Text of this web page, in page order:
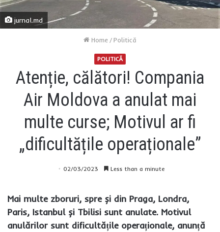
jurnal.md
Home /Politică
POLITICĂ
Atenție, călători! Compania
Air Moldova a anulat mai
multe curse; Motivul ar fi
„dificultățile operaționale”
02/03/2023 Less than a minute
Mai multe zboruri, spre și din Praga, Londra,
Paris, Istanbul și Tbilisi sunt anulate. Motivul
anulărilor sunt dificultățile operaționale, anunță